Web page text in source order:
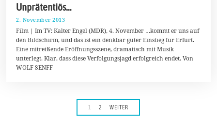
Unprätentiös…
2. November 2013
F
e
b
r
Film | Im TV: Kalter Engel (MDR), 4. November …kommt er uns auf
den Bildschirm, und das ist ein denkbar guter Einstieg für Erfurt.
Eine mitreißende Eröffnungsszene, dramatisch mit Musik
unterlegt. Klar, dass diese Verfolgungsjagd erfolgreich endet. Von
WOLF SENFF
1 2 WEITER